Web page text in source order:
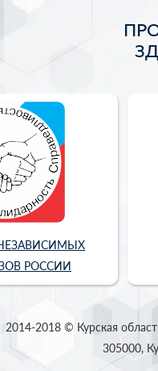
РОССИИ
2014-2018 © Курская
305000,